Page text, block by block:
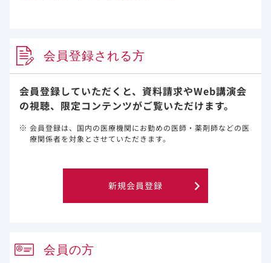
診療報酬・医療費関連情報
FAQ
最新情報
会員登録される方
会員登録していただくと、資料請求やWeb講演会
の視聴、限定コンテンツがご覧いただけます。
会員登録は、国内の医療機関にお勤めの医師・薬剤師などの医
療関係者を対象とさせていただきます。
新規会員登録
会員の方